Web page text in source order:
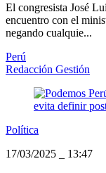
El congresista José
encuentro con el
negando cualquie...
Perú
Redacción Gestión
Política
17/03/2025
13:47